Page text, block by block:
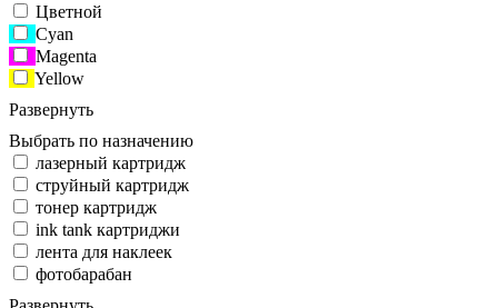
Цветной
Cyan
Magenta
Yellow
Развернуть
Выбрать по назначению
лазерный картридж
струйный картридж
тонер картридж
ink tank картриджи
лента для наклеек
фотобарабан